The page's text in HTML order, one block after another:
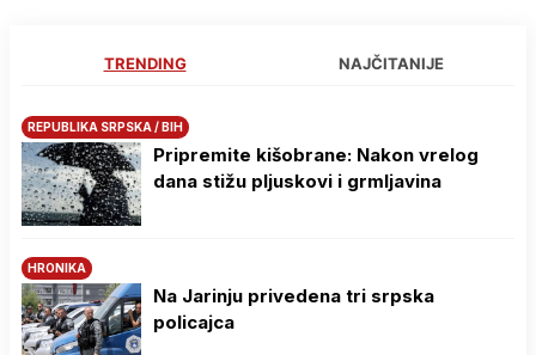
TRENDING NAJČITANIJE
REPUBLIKA SRPSKA / BIH
Pripremite kišobrane: Nakon vrelog
dana stižu pljuskovi i grmljavina
HRONIKA
Na Јarinju privedena tri srpska
policajca